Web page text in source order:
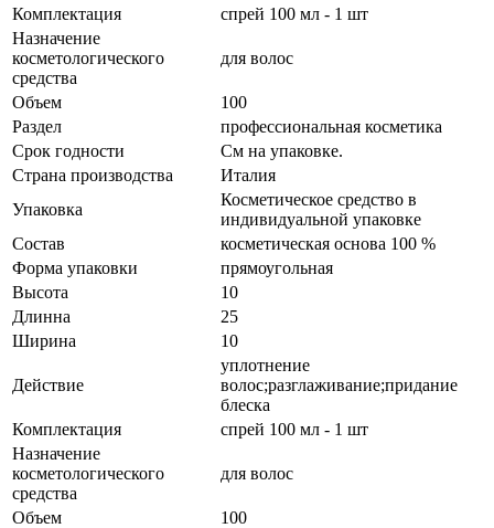
Комплектация
спрей 100 мл - 1 шт
Назначение
косметологического
средства
для волос
Объем
100
Раздел
профессиональная косметика
Срок годности
См на упаковке.
Страна производства
Италия
Упаковка
Косметическое средство в
индивидуальной упаковке
Состав
косметическая основа 100 %
Форма упаковки
прямоугольная
Высота
10
Длинна
25
Ширина
10
Действие
уплотнение
волос;разглаживание;придание
блеска
Комплектация
спрей 100 мл - 1 шт
Назначение
косметологического
средства
для волос
Объем
100